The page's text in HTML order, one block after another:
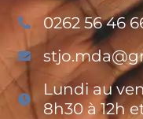
0262 56 46
Lundi au
8h30 à 12h